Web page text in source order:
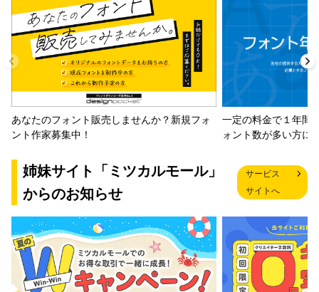
あなたのフォント販売しませんか？新規フォ
ント作家募集中！
一定の料金で１年間
ォント数が多い方に
姉妹サイト「ミツカルモール」
からのお知らせ
サービス
サイトへ